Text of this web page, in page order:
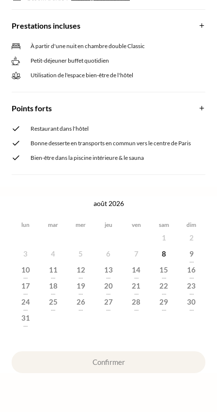
Prestations incluses
À partir d'une nuit en chambre double Classic
Petit-déjeuner buffet quotidien
Utilisation de l'espace bien-être de l'hôtel
Points forts
Restaurant dans l'hôtel
Bonne desserte en transports en commun vers le centre de Paris
Bien-être dans la piscine intérieure & le sauna
août 2026
lun mar mer jeu ven sam dim
1
2
3
4 5 6 7 8 9
---
10
---
11
---
12
---
13
---
14
---
15
---
16
---
17
---
18
---
19
---
20
---
21
---
22
---
23
---
24
---
25
---
26
---
27
---
28
---
29
---
30
---
31
---
Confirmer